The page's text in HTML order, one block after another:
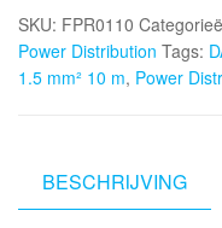
REAN
PowerX
-
mm²
10
SKU: FPR0110
Power Distribution Tags:
1.5 mm² 10 m, Power
BESCHRIJVING